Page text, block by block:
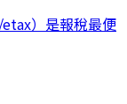
）是報稅最便